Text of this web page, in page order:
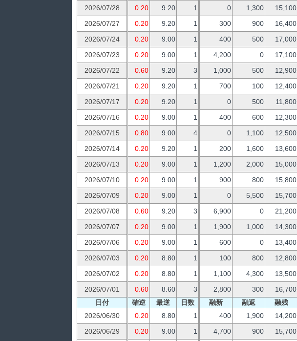
2026/07/28
0.20 9.20 1 0 1,300 15,100
2026/07/27
0.20 9.20 1 300 900 16,400
2026/07/24
0.20 9.00 1 400 500 17,000
2026/07/23
0.20 9.00 1 4,200 0 17,100
2026/07/22
0.60 9.20 3 1,000 500 12,900
2026/07/21
0.20 9.20 1 700 100 12,400
2026/07/17
0.20 9.20 1 0 500 11,800
2026/07/16
0.20 9.00 1 400 600 12,300
2026/07/15
0.80 9.00 4 0 1,100 12,500
2026/07/14
0.20 9.20 1 200 1,600 13,600
2026/07/13
0.20 9.00 1 1,200 2,000 15,000
2026/07/10
0.20 9.00 1 900 800 15,800
2026/07/09
0.20 9.00 1 0 5,500 15,700
2026/07/08
0.60 9.20 3 6,900 0 21,200
2026/07/07
0.20 9.00 1 1,900 1,000 14,300
2026/07/06
0.20 9.00 1 600 0 13,400
2026/07/03
0.20 8.80 1 100 800 12,800
2026/07/02
0.20 8.80 1 1,100 4,300 13,500
2026/07/01
0.60 8.60 3 2,800 300 16,700
日付
確逆 最逆 日数 融新 融返 融残
2026/06/30
0.20 8.80 1 400 1,900 14,200
2026/06/29
0.20 9.00 1 4,700 900 15,700